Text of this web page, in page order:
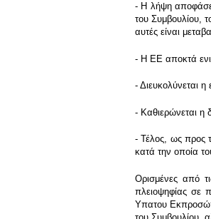
- Η λήψη
του Συμβουλίου,
αυτές είναι
- Η ΕΕ αποκτά
- Διευκολύνεται
- Καθιερώνεται η
- Τέλος, ως προς
κατά την οποία
Ορισμένες από
πλειοψηφίας σε
Υπατου